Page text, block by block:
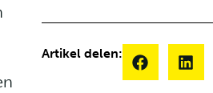
Artikel delen: